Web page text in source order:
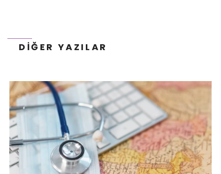
DIĞER YAZILAR
SSL NEDIR? TLS NEDIR?